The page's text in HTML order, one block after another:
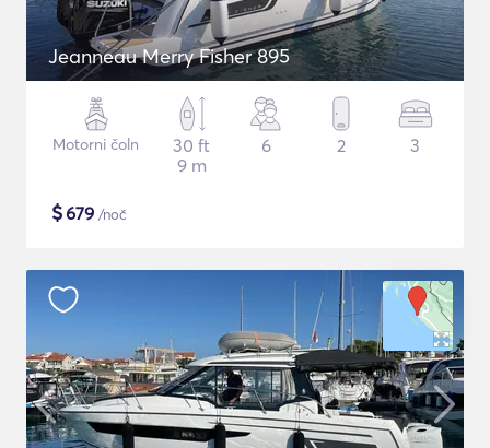
Jeanneau Merry Fisher 895
Motorni čoln
30 ft
9 m
6 2 3
$679 /noč